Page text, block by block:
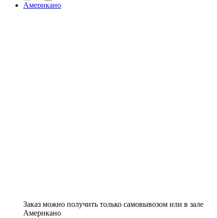
Американо
Заказ можно получить только самовывозом или в зале
Американо